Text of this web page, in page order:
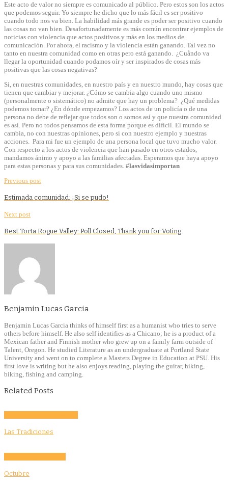
Este acto de valor no siempre es comunicado al público. Pero estos son los actos
que podemos seguir. Yo siempre he dicho que lo más fácil es ser positivo
cuando todo nos va bien. La habilidad más grande es poder ser positivo cuando
las cosas no van bien. Desafortunadamente es más común encontrar ejemplos de
noticias con violencia que actos positivos y más en los medios de
comunicación. Por ahora, el racismo y la violencia están ganando. Tal vez no
tanto en nuestra comunidad como en otras pero está ganando. ¿Cuåndo va
llegar la oportunidad cuando podamos oír y ser inspirados de cosas más
positivas que las cosas negativas?
Si, en nuestras comunidades, en nuestro país y en nuestro mundo, hay cosas que
tienen que cambiar y mejorar. ¿Cómo se cambia algo cuando uno mismo
(personalmente o sistemático) no admite que hay un problema? ¿Qué medidas
podemos tomar? ¿En dónde empezamos? Los actos de un policía o de una
persona no debe de reflejar que todos son o somos así y que nuestra comunidad
es así. Pero no todos pensamos de esta forma porque es difícil. El mundo se
cambia, no con nuestras opiniones, pero si con nuestro ejemplo y nuestras
acciones. Para mi fue un ejemplo de una persona local que tuvo mucho valor.
Con respecto a los actos de violencia que han pasado en otros estados,
mandamos ánimo y apoyo a las familias afectadas. Esperamos que haya apoyo
para estas personas y para sus comunidades. #lasvidasimportan
Previous post
Estimada comunidad: ¡Si se pudo!
Next post
Best Torta Rogue Valley: Poll Closed, Thank you for Voting
Benjamin Lucas Garcia
Benjamin Lucas Garcia thinks of himself first as a humanist who tries to serve
others before himself. He also self identifies as a Chicano; he is a product of a
Mexican father and Finnish mother who grew up on a family farm outside of
Talent, Oregon. He studied Literature as an undergraduate at Portland State
University and went on to complete a Masters Degree in Education at PSU. His
first love is writing but he also enjoys reading, playing the guitar, hiking,
biking, fishing and camping.
Related Posts
Las Tradiciones
Octubre